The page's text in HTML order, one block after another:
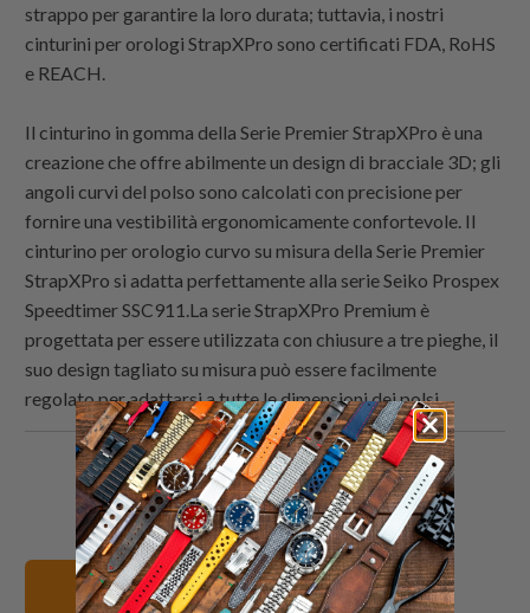
strappo per garantire la loro durata; tuttavia, i nostri
cinturini per orologi StrapXPro sono certificati FDA, RoHS
e REACH.
Il cinturino in gomma della Serie Premier StrapXPro è una
creazione che offre abilmente un design di bracciale 3D; gli
angoli curvi del polso sono calcolati con precisione per
fornire una vestibilità ergonomicamente confortevole. Il
cinturino per orologio curvo su misura della Serie Premier
StrapXPro si adatta perfettamente alla serie Seiko Prospex
Speedtimer SSC911.La serie StrapXPro Premium è
progettata per essere utilizzata con chiusure a tre pieghe, il
suo design tagliato su misura può essere facilmente
regolato per adattarsi a tutte le dimensioni dei polsi.
Condividi
questo
su
Twitter
Share
this
on
Facebook
Condividi
questo
su
Pinterest
Email
this
to
a
friend
21mm Cinturini orologio